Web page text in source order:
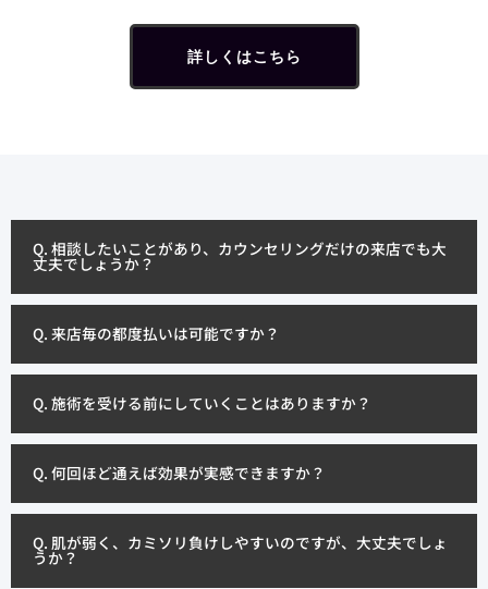
詳しくはこちら
Q. 相談したいことがあり、カウンセリングだけの来店でも大
丈夫でしょうか？
Q. 来店毎の都度払いは可能ですか？
Q. 施術を受ける前にしていくことはありますか？
Q. 何回ほど通えば効果が実感できますか？
Q. 肌が弱く、カミソリ負けしやすいのですが、大丈夫でしょ
うか？